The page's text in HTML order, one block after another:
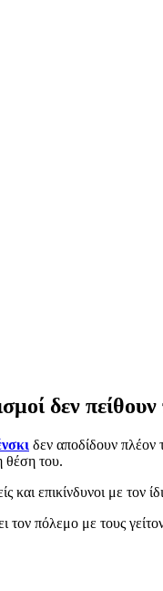
δεν πείθουν
δεν αποδίδουν πλέον
θέση του.
επικίνδυνοι με τον
πόλεμο με τους